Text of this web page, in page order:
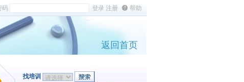
码 帮助
返回首页
找培训